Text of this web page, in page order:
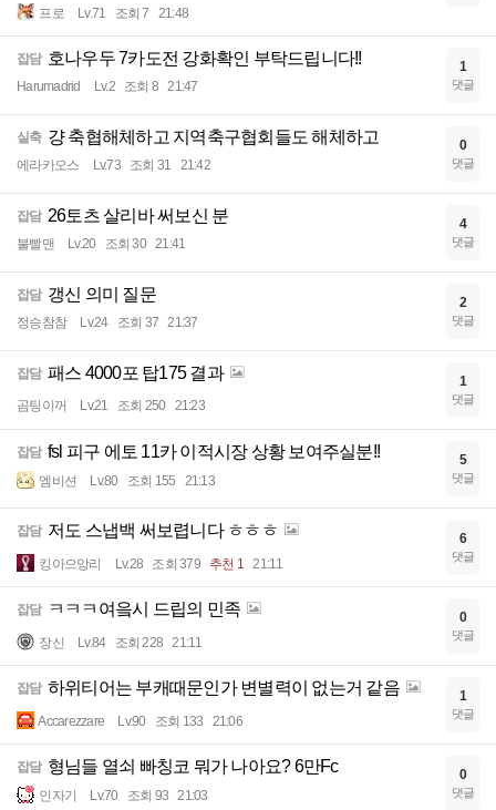
프로 Lv.71 조회 7 21:48
잡담 호나우두 7카도전 강화확인 부탁드립니다!!
Harumadrid Lv.2 조회 8 21:47
1
댓글
실축 걍 축협해체하고 지역축구협회들도 해체하고
에라카오스 Lv.73 조회 31 21:42
0
댓글
잡담 26토츠 살리바 써보신 분
불빨맨 Lv.20 조회 30 21:41
4
댓글
잡담 갱신 의미 질문
정승참참 Lv.24 조회 37 21:37
2
댓글
잡담 패스 4000포 탑175 결과
곰팅이꺼 Lv.21 조회 250 21:23
1
댓글
잡담 fsl 피구 에토 11카 이적시장 상황 보여주실분!!
엠비션 Lv.80 조회 155 21:13
5
댓글
잡담 저도 스냅백 써보렵니다 ㅎㅎㅎ
킹아으앙리 Lv.28 조회 379 추천 1 21:11
6
댓글
잡담 ㅋㅋㅋ여읔시 드립의 민족
장신 Lv.84 조회 228 21:11
0
댓글
잡담 하위티어는 부캐때문인가 변별력이 없는거 같음
Accarezzare Lv.90 조회 133 21:06
1
댓글
잡담 형님들 열쇠 빠칭코 뭐가 나아요? 6만Fc
인자기 Lv.70 조회 93 21:03
0
댓글